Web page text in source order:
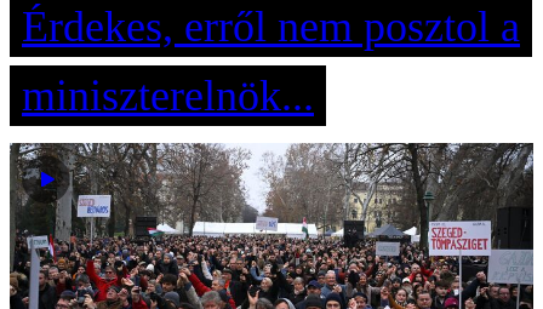
Érdekes, erről nem posztol a
miniszterelnök...